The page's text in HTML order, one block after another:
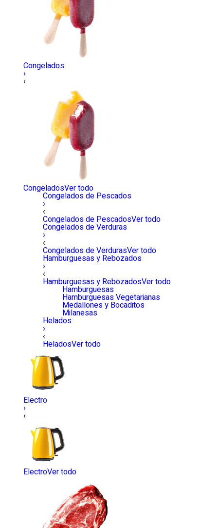
Congelados
›
‹
CongeladosVer todo
Congelados de Pescados
›
‹
Congelados de PescadosVer todo
Congelados de Verduras
›
‹
Congelados de VerdurasVer todo
Hamburguesas y Rebozados
›
‹
Hamburguesas y RebozadosVer todo
Hamburguesas
Hamburguesas Vegetarianas
Medallones y Bocaditos
Milanesas
Helados
›
‹
HeladosVer todo
Electro
›
‹
ElectroVer todo